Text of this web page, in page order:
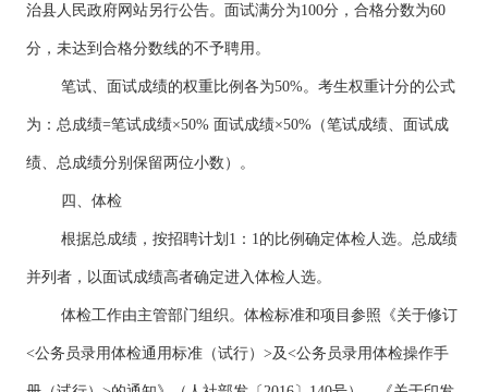
治县人民政府网站另行公告。面试满分为100分，合格分数为60
分，未达到合格分数线的不予聘用。
笔试、面试成绩的权重比例各为50%。考生权重计分的公式
为：总成绩=笔试成绩×50% 面试成绩×50%（笔试成绩、面试成
绩、总成绩分别保留两位小数）。
四、体检
根据总成绩，按招聘计划1：1的比例确定体检人选。总成绩
并列者，以面试成绩高者确定进入体检人选。
体检工作由主管部门组织。体检标准和项目参照《关于修订
<公务员录用体检通用标准（试行）>及<公务员录用体检操作手